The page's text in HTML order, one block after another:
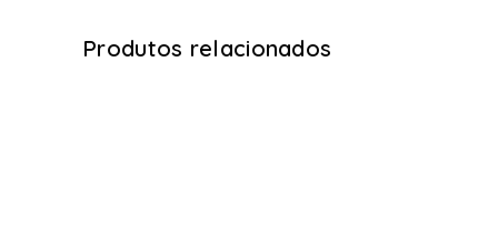
Produtos relacionados